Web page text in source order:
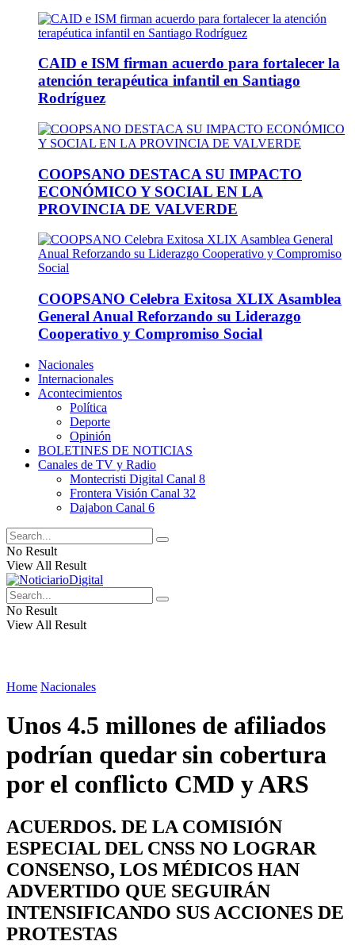
CAID e ISM firman acuerdo para fortalecer la
atención terapéutica infantil en Santiago
Rodríguez
COOPSANO DESTACA SU IMPACTO
ECONÓMICO Y SOCIAL EN LA
PROVINCIA DE VALVERDE
COOPSANO Celebra Exitosa XLIX Asamblea
General Anual Reforzando su Liderazgo
Cooperativo y Compromiso Social
Nacionales
Internacionales
Acontecimientos
Política
Deporte
Opinión
BOLETINES DE NOTICIAS
Canales de TV y Radio
Montecristi Digital Canal 8
Frontera Visión Canal 32
Dajabon Canal 6
No Result
View All Result
No Result
View All Result
Home Nacionales
Unos 4.5 millones de afiliados
podrían quedar sin cobertura
por el conflicto CMD y ARS
ACUERDOS. DE LA COMISIÓN
ESPECIAL DEL CNSS NO LOGRAR
CONSENSO, LOS MÉDICOS HAN
ADVERTIDO QUE SEGUIRÁN
INTENSIFICANDO SUS ACCIONES DE
PROTESTAS